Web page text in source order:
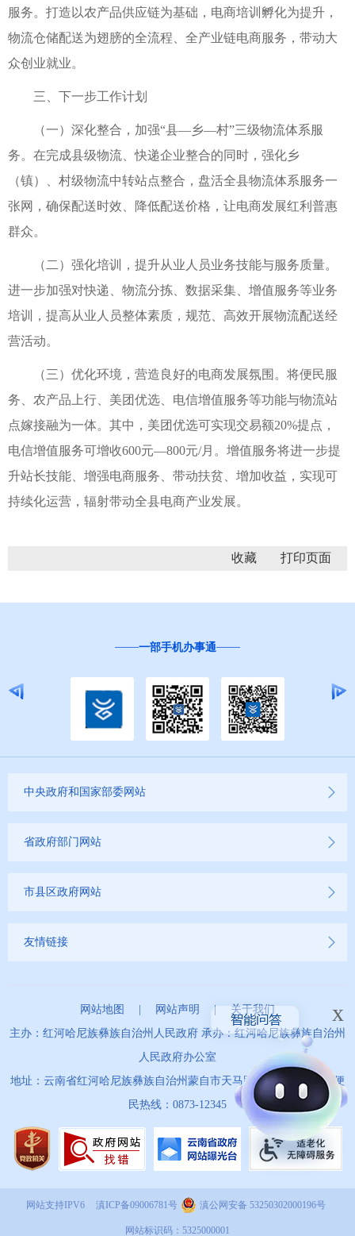
服务。打造以农产品供应链为基础，电商培训孵化为提升，
物流仓储配送为翅膀的全流程、全产业链电商服务，带动大
众创业就业。
三、下一步工作计划
（一）深化整合，加强“县—乡—村”三级物流体系服
务。在完成县级物流、快递企业整合的同时，强化乡
（镇）、村级物流中转站点整合，盘活全县物流体系服务一
张网，确保配送时效、降低配送价格，让电商发展红利普惠
群众。
（二）强化培训，提升从业人员业务技能与服务质量。
进一步加强对快递、物流分拣、数据采集、增值服务等业务
培训，提高从业人员整体素质，规范、高效开展物流配送经
营活动。
（三）优化环境，营造良好的电商发展氛围。将便民服
务、农产品上行、美团优选、电信增值服务等功能与物流站
点嫁接融为一体。其中，美团优选可实现交易额20%提点，
电信增值服务可增收600元—800元/月。增值服务将进一步提
升站长技能、增强电商服务、带动扶贫、增加收益，实现可
持续化运营，辐射带动全县电商产业发展。
收藏
一部手机办事通
中央政府和国家部委网站
省政府部门网站
市县区政府网站
友情链接
网站地图 网站声明 | 关于我们
主办：红河哈尼族彝族自治州人民政府 承办：红河哈尼族彝族自治州
人民政府办公室
地址：云南省红河哈尼族彝族自治州蒙自市天马路67号 政务服务便
民热线：0873-12345
x
网站支持IPV6 滇ICP备09006781号 滇公网安备 53250302000196号
网站标识码：5325000001